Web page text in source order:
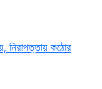
নিরাপত্তায় কঠোর